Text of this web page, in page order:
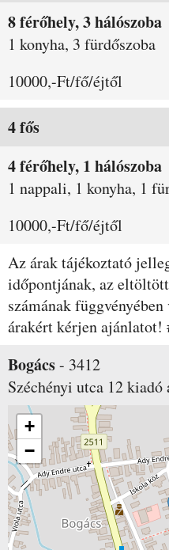
8 férőhely, 3 hálószoba
1 konyha, 3 fürdőszoba
10000,-Ft/fő/éjtől
4 fős
4 férőhely, 1 hálószoba
1 nappali, 1 konyha, 1
10000,-Ft/fő/éjtől
Az árak tájékoztató
időpontjának, az
számának
árakért kérjen ajánlatot!
Bogács- 3412
Széchényi utca 12kiadó
+
−